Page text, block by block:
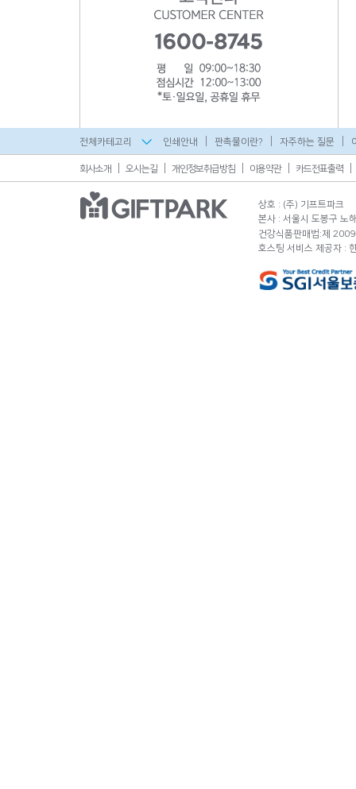
전체카테고리 인쇄안내 판촉물이란? 자주하는 질문
회사소개 오시는길 개인정보취급방침 이용약관 카드전표출력
상호 : (주) 기프트파크
본사 : 서울시 도봉구 노
건강식품판매법:제
호스팅 서비스 제공자 :